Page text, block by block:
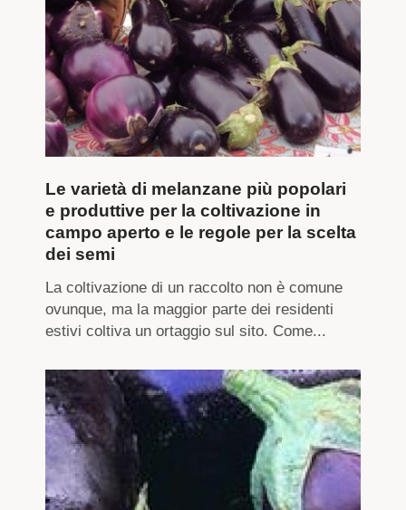
Le varietà di melanzane più popolari
e produttive per la coltivazione in
campo aperto e le regole per la scelta
dei semi
La coltivazione di un raccolto non è comune
ovunque, ma la maggior parte dei residenti
estivi coltiva un ortaggio sul sito. Come...